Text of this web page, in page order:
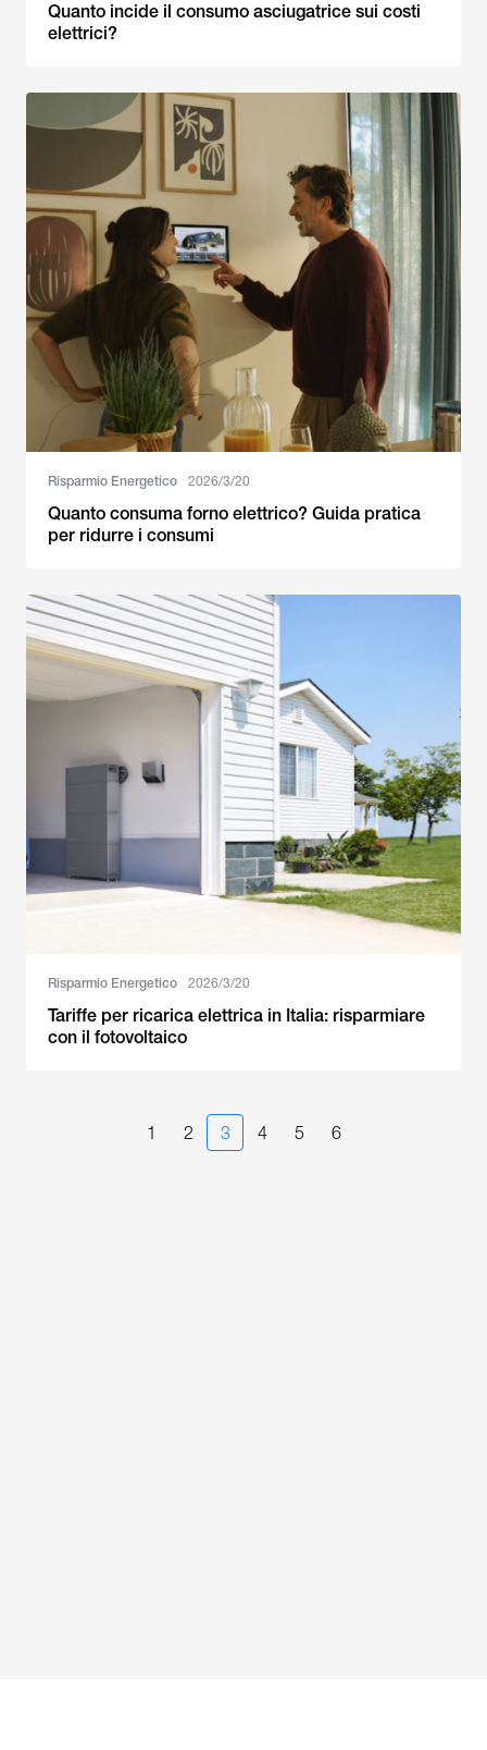
Quanto incide il consumo asciugatrice sui costi
elettrici?
Risparmio Energetico 2026/3/20
Quanto consuma forno elettrico? Guida pratica
per ridurre i consumi
Risparmio Energetico 2026/3/20
Tariffe per ricarica elettrica in Italia: risparmiare
con il fotovoltaico
1 2 3 4 5 6